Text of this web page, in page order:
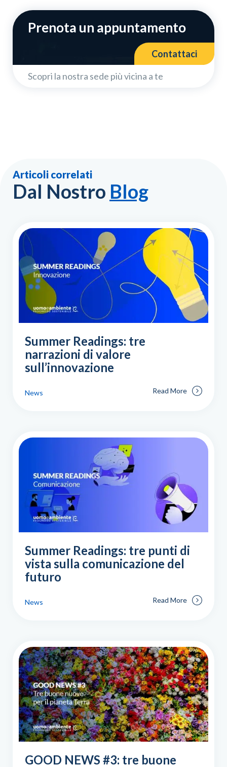
Prenota un appuntamento
Contattaci
Scopri la nostra sede più vicina a te
Articoli correlati
Dal Nostro Blog
Summer Readings: tre
narrazioni di valore
sull’innovazione
News Read More
Summer Readings: tre punti di
vista sulla comunicazione del
futuro
News Read More
GOOD NEWS #3: tre buone